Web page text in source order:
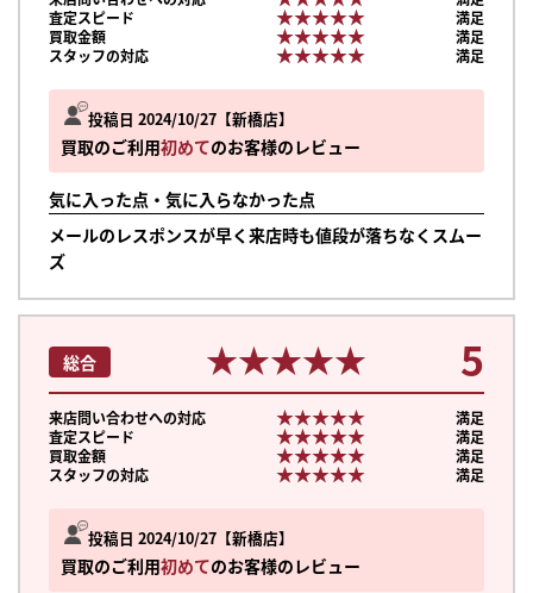
投稿日 2024/10/27 新橋店
買取のご利用初めてのお客様のレビュー
気に入った点・気に入らなかった点
メールのレスポンスが早く来店時も値段が落ちなくスムー
ズ
査定スピード
★★★★★
★★★★★
満足
買取金額
★★★★★
★★★★★
満足
スタッフの対応
★★★★★
★★★★★ 満足
投稿日 2024/10/27 新橋店
買取のご利用初めてのお客様のレビュー
総合 ★★★★★
★★★★★ 5
来店問い合わせへの対応 ★★★★★
★★★★★
満足
査定スピード
★★★★★
★★★★★
満足
買取金額
★★★★★
★★★★★
満足
スタッフの対応
★★★★★
★★★★★ 満足